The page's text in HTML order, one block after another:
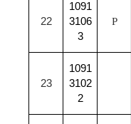
22
1091
3106
3
P
23
1091
3102
2